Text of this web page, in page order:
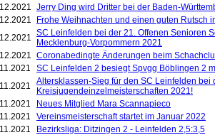
Jerry Ding wird Dritter bei der Baden-
Frohe Weihnachten und einen guten Rutsch
SC Leinfelden bei der 21. Offenen Senioren
Mecklenburg-Vorpommern 2021
Coronabedingte Änderungen beim
SC Leinfelden 2 besiegt Spvgg Böblingen 2
Altersklassen-Sieg für den SC Leinfelden bei
Kreisjugendeinzelmeisterschaften 2021!
Neues Mitglied Mara Scannapieco
Vereinsmeisterschaft startet im Januar 2022
Bezirksliga: Ditzingen 2 - Leinfelden 2,5:3,5